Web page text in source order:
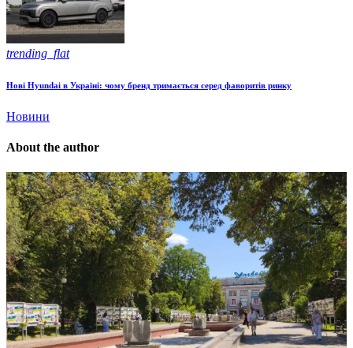
trending_flat
Нові Hyundai в Україні: чому бренд тримається серед фаворитів ринку
Новини
About the author